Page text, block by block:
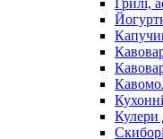
Грилі,
Кулери